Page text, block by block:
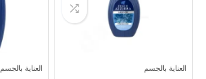
العناية بالجسم العناية بالجسم